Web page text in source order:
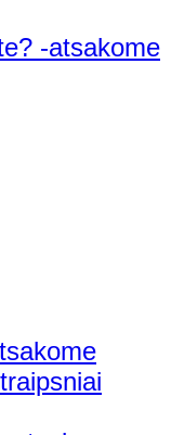
-atsakome